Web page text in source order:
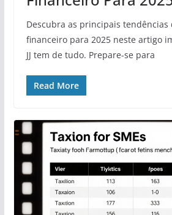
Descubra as principais tendências
financeiro para 2025 neste artigo
JJ tem de tudo. Prepare-se para
Read More